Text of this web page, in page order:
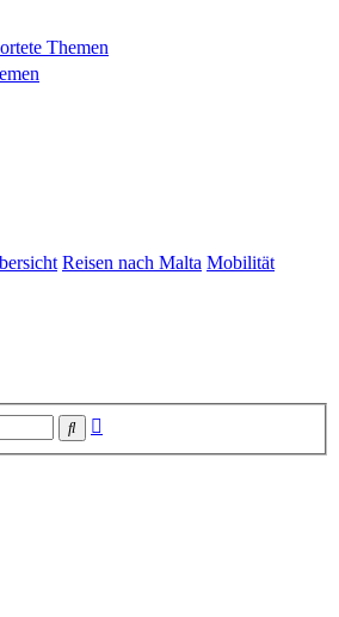
Themen
Reisen nach Malta Mobilität
Suche